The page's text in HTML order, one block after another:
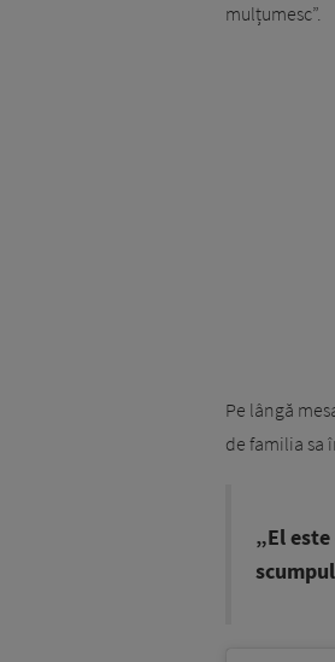
mulțumesc”.
Pe lângă
de familia sa
„El